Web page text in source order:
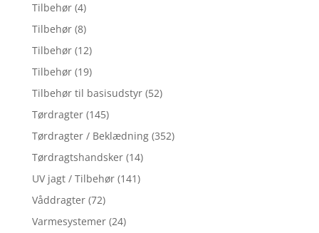
Tilbehør (4)
Tilbehør (8)
Tilbehør (12)
Tilbehør (19)
Tilbehør til basisudstyr (52)
Tørdragter (145)
Tørdragter / Beklædning (352)
Tørdragtshandsker (14)
UV jagt / Tilbehør (141)
Våddragter (72)
Varmesystemer (24)